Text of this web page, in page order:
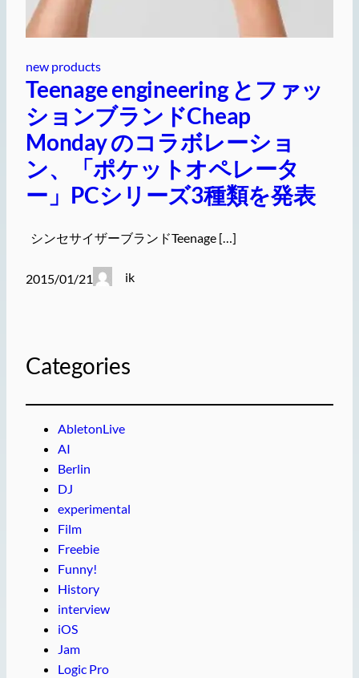
new products
Teenage engineering とファッ
ションブランドCheap
Monday のコラボレーショ
ン、「ポケットオペレータ
ー」PCシリーズ3種類を発表
シンセサイザーブランドTeenage […]
2015/01/21 ik
Categories
AbletonLive
AI
Berlin
DJ
experimental
Film
Freebie
Funny!
History
interview
iOS
Jam
Logic Pro